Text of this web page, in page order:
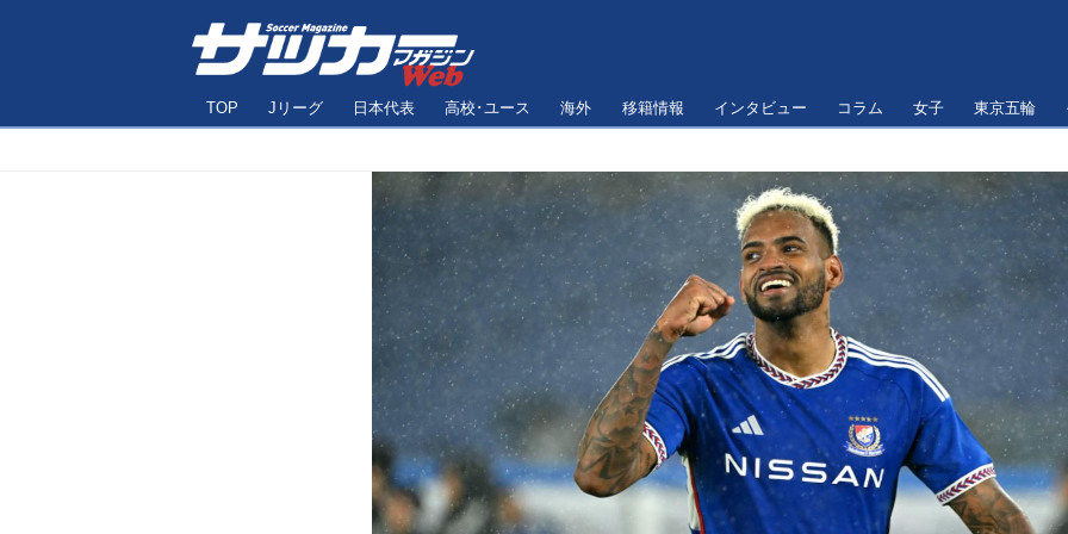
TOP Jリーグ 日本代表 高校･ユース 海外 移籍情報 インタビュー コラム 女子 東京五輪